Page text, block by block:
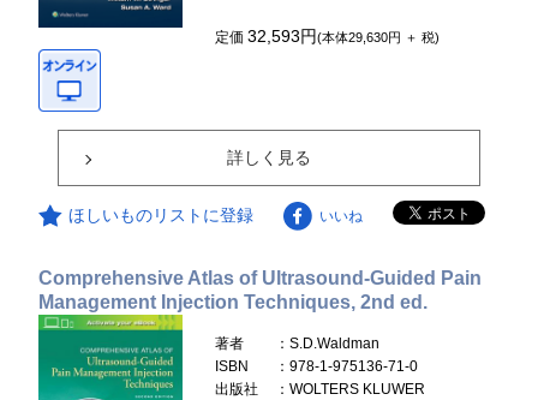
定価32,593円(本体29,630円 ＋ 税)
詳しく見る
ほしいものリストに登録 いいね
Comprehensive Atlas of Ultrasound-Guided Pain
Management Injection Techniques, 2nd ed.
著者
：S.D.Waldman
ISBN
：978-1-975136-71-0
出版社
：WOLTERS KLUWER